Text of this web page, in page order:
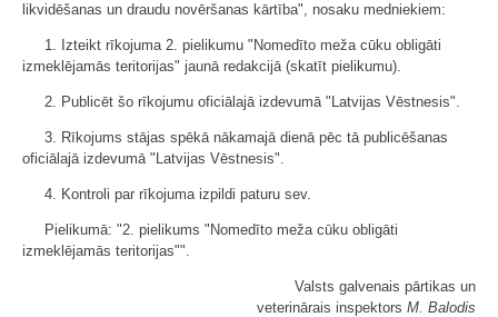
likvidēšanas un draudu novēršanas kārtība", nosaku medniekiem:
1. Izteikt rīkojuma 2. pielikumu "Nomedīto meža cūku obligāti
izmeklējamās teritorijas" jaunā redakcijā (skatīt pielikumu).
2. Publicēt šo rīkojumu oficiālajā izdevumā "Latvijas Vēstnesis".
3. Rīkojums stājas spēkā nākamajā dienā pēc tā publicēšanas
oficiālajā izdevumā "Latvijas Vēstnesis".
4. Kontroli par rīkojuma izpildi paturu sev.
Pielikumā: "2. pielikums "Nomedīto meža cūku obligāti
izmeklējamās teritorijas"".
Valsts galvenais pārtikas un
veterinārais inspektors M. Balodis